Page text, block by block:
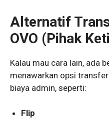
Alternatif
OVO (Pihak
Kalau mau cara lain, ada
menawarkan opsi
biaya admin, seperti:
Flip